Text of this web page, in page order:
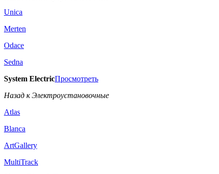
Unica
Merten
Odace
Sedna
System ElectricПросмотреть
Назад к Электроустановочные
Atlas
Blanca
ArtGallery
MultiTrack